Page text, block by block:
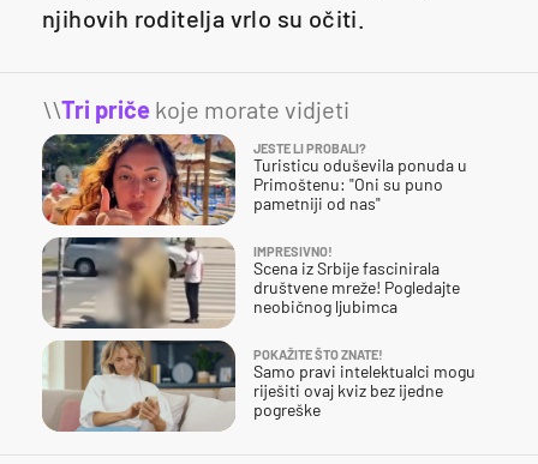
njihovih roditelja vrlo su očiti.
\\Tri priče koje morate vidjeti
JESTE LI PROBALI?
Turisticu oduševila ponuda u
Primoštenu: "Oni su puno
pametniji od nas"
IMPRESIVNO!
Scena iz Srbije fascinirala
društvene mreže! Pogledajte
neobičnog ljubimca
POKAŽITE ŠTO ZNATE!
Samo pravi intelektualci mogu
riješiti ovaj kviz bez ijedne
pogreške